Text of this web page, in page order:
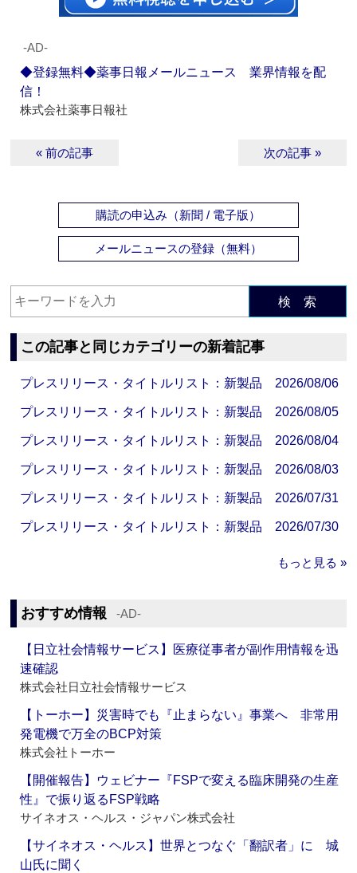
‐AD‐
◆登録無料◆薬事日報メールニュース 業界情報を配
信！
株式会社薬事日報社
« 前の記事 次の記事 »
購読の申込み（新聞 / 電子版）
メールニュースの登録（無料）
検 索
この記事と同じカテゴリーの新着記事
プレスリリース・タイトルリスト：新製品 2026/08/06
プレスリリース・タイトルリスト：新製品 2026/08/05
プレスリリース・タイトルリスト：新製品 2026/08/04
プレスリリース・タイトルリスト：新製品 2026/08/03
プレスリリース・タイトルリスト：新製品 2026/07/31
プレスリリース・タイトルリスト：新製品 2026/07/30
もっと見る »
おすすめ情報 ‐AD‐
【日立社会情報サービス】医療従事者が副作用情報を迅
速確認
株式会社日立社会情報サービス
【トーホー】災害時でも『止まらない』事業へ 非常用
発電機で万全のBCP対策
株式会社トーホー
【開催報告】ウェビナー『FSPで変える臨床開発の生産
性』で振り返るFSP戦略
サイネオス・ヘルス・ジャパン株式会社
【サイネオス・ヘルス】世界とつなぐ「翻訳者」に 城
山氏に聞く